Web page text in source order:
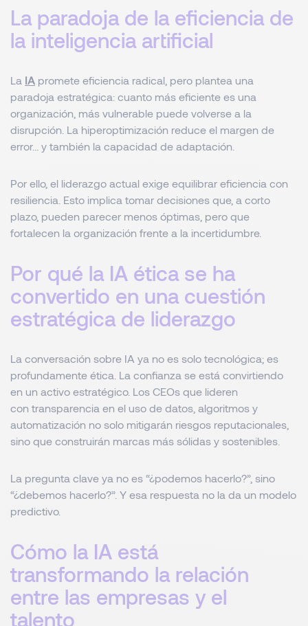
La paradoja de la eficiencia de
la inteligencia artificial
La IA promete eficiencia radical, pero plantea una
paradoja estratégica: cuanto más eficiente es una
organización, más vulnerable puede volverse a la
disrupción. La hiperoptimización reduce el margen de
error… y también la capacidad de adaptación.
Por ello, el liderazgo actual exige equilibrar eficiencia con
resiliencia. Esto implica tomar decisiones que, a corto
plazo, pueden parecer menos óptimas, pero que
fortalecen la organización frente a la incertidumbre.
Por qué la IA ética se ha
convertido en una cuestión
estratégica de liderazgo
La conversación sobre IA ya no es solo tecnológica; es
profundamente ética. La confianza se está convirtiendo
en un activo estratégico. Los CEOs que lideren
con transparencia en el uso de datos, algoritmos y
automatización no solo mitigarán riesgos reputacionales,
sino que construirán marcas más sólidas y sostenibles.
La pregunta clave ya no es “¿podemos hacerlo?”, sino
“¿debemos hacerlo?”. Y esa respuesta no la da un modelo
predictivo.
Cómo la IA está
transformando la relación
entre las empresas y el
talento